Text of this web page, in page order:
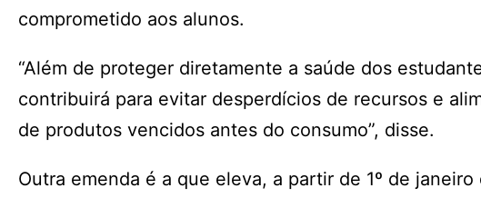
comprometido aos alunos.
“Além de proteger diretamente a saúde dos
contribuirá para evitar desperdícios de recursos e
de produtos vencidos antes do consumo”, disse.
Outra emenda é a que eleva, a partir de 1º de